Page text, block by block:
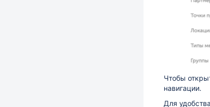
Чтобы
навигации.
Для